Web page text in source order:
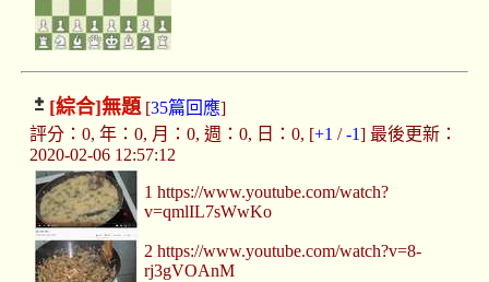
[綜合]無題[35篇回應]
評分：0, 年：0, 月：0, 週：0, 日：0, [+1 /-1] 最後更新：
2020-02-06 12:57:12
1 https://www.youtube.com/watch?
v=qmlIL7sWwKo
2 https://www.youtube.com/watch?v=8-
rj3gVOAnM